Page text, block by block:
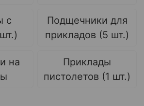
с
Подщечники для
прикладов (5 шт.)
на
Приклады
пистолетов (1 шт.)